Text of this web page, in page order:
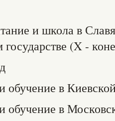
и школа в
государстве (X -
обучение в
обучение в